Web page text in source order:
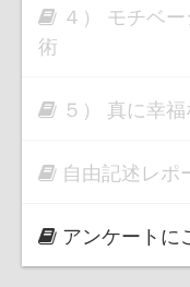
４） モチベ
術
５） 真に幸
自由記述レポ
アンケートに